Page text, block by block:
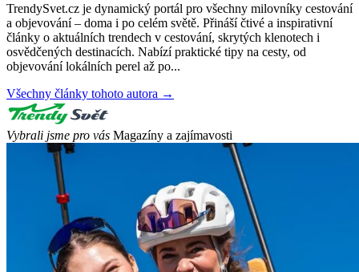
TrendySvet.cz je dynamický portál pro všechny milovníky cestování
a objevování – doma i po celém světě. Přináší čtivé a inspirativní
články o aktuálních trendech v cestování, skrytých klenotech i
osvědčených destinacích. Nabízí praktické tipy na cesty, od
objevování lokálních perel až po...
Všechny články tohoto autora →
Vybrali jsme pro vás Magazíny a zajímavosti